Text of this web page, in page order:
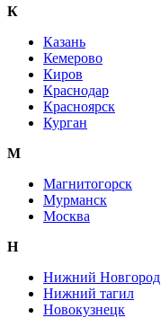
К
Казань
Кемерово
Киров
Краснодар
Красноярск
Курган
М
Магнитогорск
Мурманск
Москва
Н
Нижний Новгород
Нижний тагил
Новокузнецк